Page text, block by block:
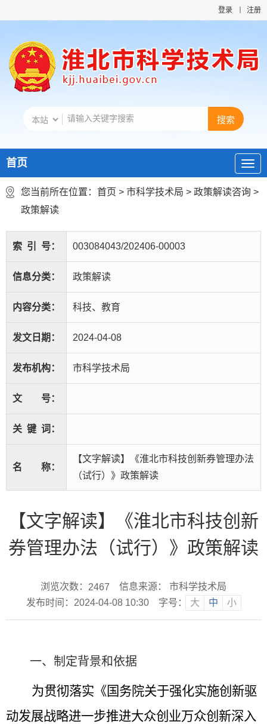
登录 注册
首页
您当前所在位置： 首页 > 市科学技术局 > 政策解读咨询 >
政策解读
索 引 号： 003084043/202406-00003
信息分类： 政策解读
内容分类： 科技、教育
发文日期： 2024-04-08
发布机构： 市科学技术局
文 号：
关 键 词：
名 称：
【文字解读】《淮北市科技创新券管理办法
（试行）》政策解读
【文字解读】《淮北市科技创新
券管理办法（试行）》政策解读
浏览次数： 2467
信息来源： 市科学技术局
发布时间：2024-04-08 10:30
字号： 大 中 小
一、制定背景和依据
为贯彻落实《国务院关于强化实施创新驱
动发展战略进一步推进大众创业万众创新深入